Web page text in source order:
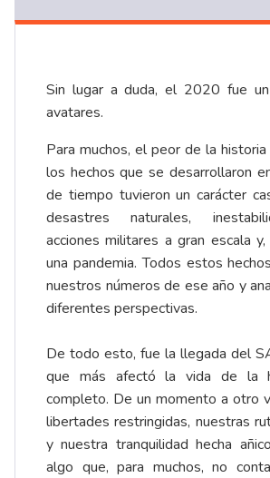
Sin lugar a duda, el 2020 fue
avatares.
Para muchos, el peor de la
los hechos que se desarrollaron
de tiempo tuvieron un carácter
desastres naturales,
acciones militares a gran escala
una pandemia. Todos estos
nuestros números de ese año y
diferentes perspectivas.
De todo esto, fue la llegada del
que más afectó la vida de la
completo. De un momento a otro
libertades restringidas, nuestras
y nuestra tranquilidad hecha
algo que, para muchos, no